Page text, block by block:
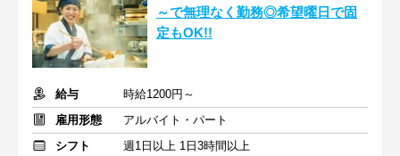
～で無理なく勤務◎希望曜日で固
定もOK!!
給与
時給1200円～
雇用形態
アルバイト・パート
シフト
週1日以上 1日3時間以上